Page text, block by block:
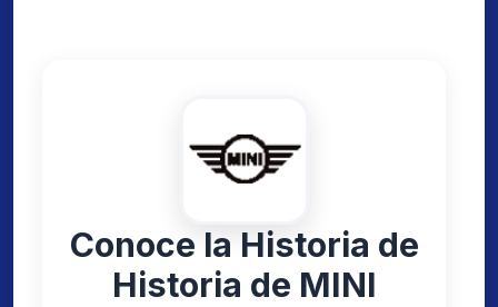
Conoce la Historia de
Historia de MINI